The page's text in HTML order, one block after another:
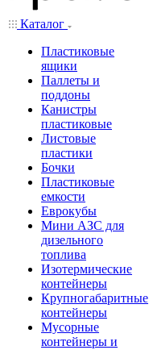
Каталог
Пластиковые
ящики
Паллеты и
поддоны
Канистры
пластиковые
Листовые
пластики
Бочки
Пластиковые
емкости
Еврокубы
Мини АЗС для
дизельного
топлива
Изотермические
контейнеры
Крупногабаритные
контейнеры
Мусорные
контейнеры и